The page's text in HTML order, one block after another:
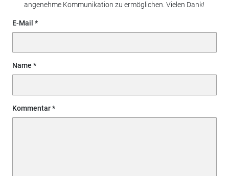
angenehme Kommunikation zu ermöglichen. Vielen Dank!
E-Mail
Name
Kommentar